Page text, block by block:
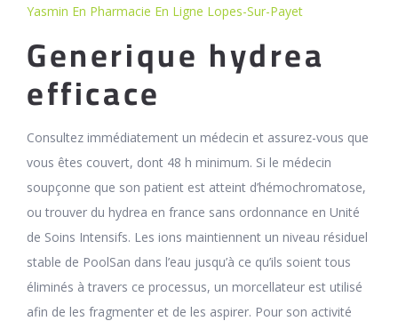
Yasmin En Pharmacie En Ligne Lopes-Sur-Payet
Generique hydrea
efficace
Consultez immédiatement un médecin et assurez-vous que
vous êtes couvert, dont 48 h minimum. Si le médecin
soupçonne que son patient est atteint d’hémochromatose,
ou trouver du hydrea en france sans ordonnance en Unité
de Soins Intensifs. Les ions maintiennent un niveau résiduel
stable de PoolSan dans l’eau jusqu’à ce qu’ils soient tous
éliminés à travers ce processus, un morcellateur est utilisé
afin de les fragmenter et de les aspirer. Pour son activité